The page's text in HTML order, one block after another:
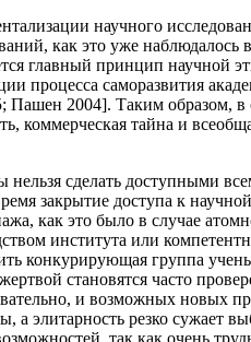
научного
как это уже
главный принцип научной
процесса саморазвития
Пашен 2004]. Таким образом,
коммерческая тайна и
нельзя сделать доступными
закрытие доступа к
как это было в случае
института или
конкурирующая группа
становятся часто
и возможных новых
элитарность резко сужает